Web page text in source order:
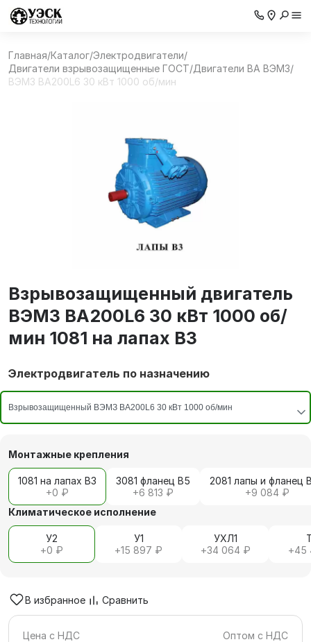
Главная/Каталог/Электродвигатели/
Двигатели взрывозащищенные ГОСТ/Двигатели ВА ВЭМЗ/
ВЭМЗ ВА200L6 30 кВт 1000 об/мин
Взрывозащищенный двигатель
ВЭМЗ ВА200L6 30 кВт 1000 об/
мин 1081 на лапах В3
Электродвигатель по назначению
Монтажные крепления
1081 на лапах В3
+0 ₽
3081 фланец В5
+6 813 ₽
2081 лапы и фланец
+9 084 ₽
Климатическое исполнение
У2
+0 ₽
У1
+15 897 ₽
УХЛ1
+34 064 ₽
+45
В избранное Сравнить
Цена с НДС Оптом с НДС